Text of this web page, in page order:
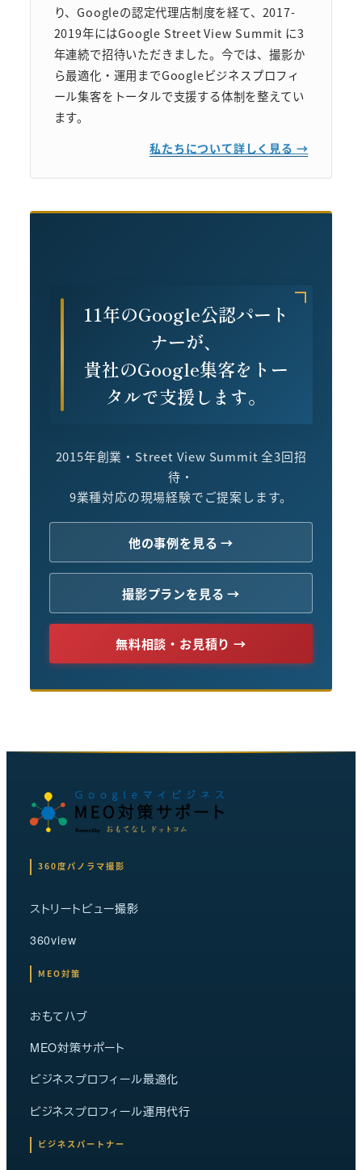
り、Googleの認定代理店制度を経て、2017-
2019年にはGoogle Street View Summit に3
年連続で招待いただきました。今では、撮影か
ら最適化・運用までGoogleビジネスプロフィ
ール集客をトータルで支援する体制を整えてい
ます。
私たちについて詳しく見る →
11年のGoogle公認パート
ナーが、
貴社のGoogle集客をトー
タルで支援します。
2015年創業・Street View Summit 全3回招
待・
9業種対応の現場経験でご提案します。
他の事例を見る →
撮影プランを見る →
無料相談・お見積り →
360度パノラマ撮影
ストリートビュー撮影
360view
MEO対策
おもてハブ
MEO対策サポート
ビジネスプロフィール最適化
ビジネスプロフィール運用代行
ビジネスパートナー